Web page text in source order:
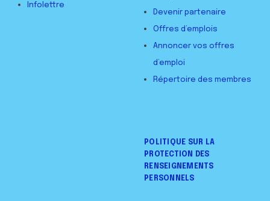
Infolettre
Devenir partenaire
Offres d’emplois
Annoncer vos offres
d’emploi
Répertoire des membres
POLITIQUE SUR LA
PROTECTION DES
RENSEIGNEMENTS
PERSONNELS